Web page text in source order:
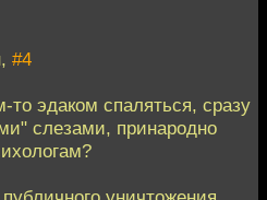
#4
то эдаком спаляться, сразу
слезами, принародно